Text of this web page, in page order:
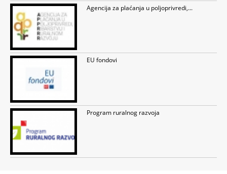
Agencija za plaćanja u poljoprivredi,...
EU fondovi
Program ruralnog razvoja